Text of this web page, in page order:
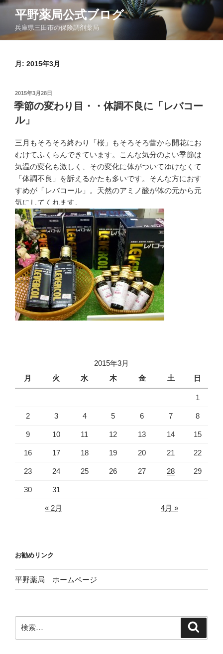
コ
ン
平野薬局公式ブログ
兵庫県三田市の保険調剤薬局
月: 2015年3月
投
稿
日:
2015年3月28日
季節の変わり目・・体調不良に「レバコー
ル」
三月もそろそろ終わり「桜」もそろそろ蕾から開花にお
むけてふくらんできています。こんな気分のよい季節は
気温の変化も激しく、その変化に体がついてゆけなくて
「体調不良」を訴えるかたも多いです。そんな方におす
すめが「レバコール」。天然のアミノ酸が体の元から元
気にしてくれます。
2015年3月
月
火 水 木 金 土 日
1
2 3 4 5 6 7 8
9 10 11 12 13 14 15
16 17 18 19 20 21 22
23 24 25 26 27 28 29
30 31
« 2月 4月 »
お勧めリンク
平野薬局 ホームページ
索: